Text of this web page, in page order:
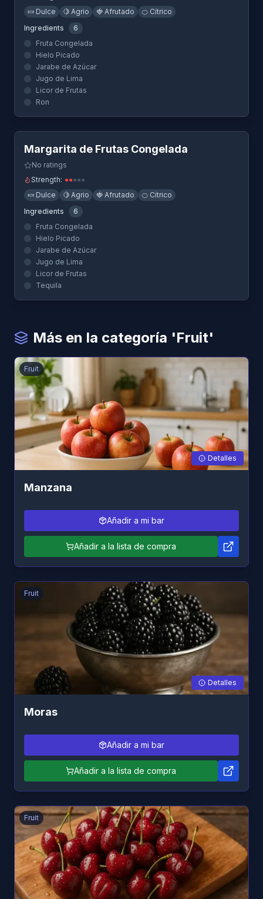
🍬 Dulce 🍋 Agrio 🍓 Afrutado 🍊 Cítrico
Ingredients
6
Fruta Congelada
Hielo Picado
Jarabe de Azúcar
Jugo de Lima
Licor de Frutas
Ron
Quick View
Margarita de Frutas Congelada
No ratings
Strength: ●●●●●
🍬 Dulce 🍋 Agrio 🍓 Afrutado 🍊 Cítrico
Ingredients
6
Fruta Congelada
Hielo Picado
Jarabe de Azúcar
Jugo de Lima
Licor de Frutas
Tequila
Más en la categoría 'Fruit'
Fruit
Detalles
Manzana
Añadir a mi bar
Añadir a la lista de compra
Fruit
Detalles
Moras
Añadir a mi bar
Añadir a la lista de compra
Fruit